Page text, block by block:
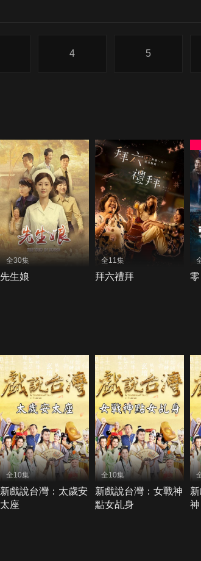
4 5
全30集
先生娘
全11集
拜六禮拜
全10集
新戲說台灣：太歲安
太座
全10集
新戲說台灣：女戰神
點女乩身
神